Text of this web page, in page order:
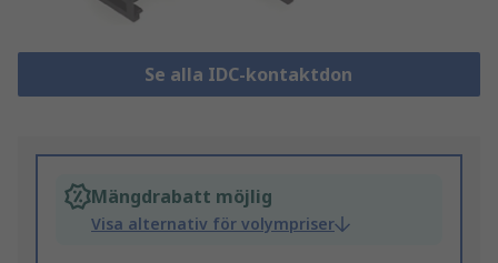
Se alla IDC-kontaktdon
Mängdrabatt möjlig
Visa alternativ för volympriser